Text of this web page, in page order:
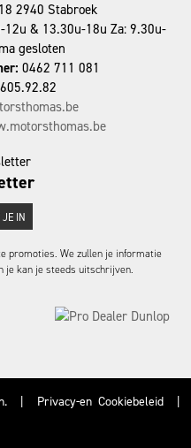
2940 Stabroek
& 13.30u-18u Za: 9.30u-
gesloten
0462 711 081
IN
promoties. We zullen je informatie
je kan je steeds uitschrijven.
| Privacy-en Cookiebeleid
|